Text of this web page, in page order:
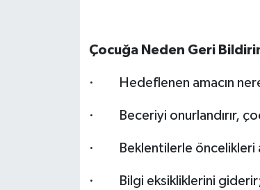
Çocuğa Neden Geri
· Hedeflenen amacın
· Beceriyi onurlandırır,
· Beklentilerle öncelikleri
· Bilgi eksikliklerini